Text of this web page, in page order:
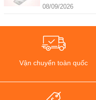
08/09/2026
Vận chuyển toàn quốc